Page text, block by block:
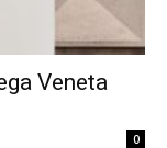
Veneta
0